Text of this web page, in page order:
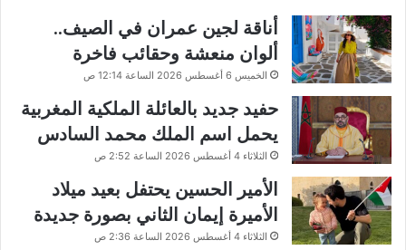
أناقة لجين عمران في الصيف..
ألوان منعشة وحقائب فاخرة
الخميس 6 أغسطس 2026 الساعة 12:14 ص
حفيد جديد بالعائلة الملكية المغربية
يحمل اسم الملك محمد السادس
الثلاثاء 4 أغسطس 2026 الساعة 2:52 ص
الأمير الحسين يحتفل بعيد ميلاد
الأميرة إيمان الثاني بصورة جديدة
الثلاثاء 4 أغسطس 2026 الساعة 2:36 ص